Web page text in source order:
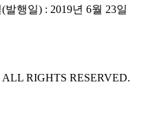
행일) : 2019년 6월 23일
RIGHTS RESERVED.